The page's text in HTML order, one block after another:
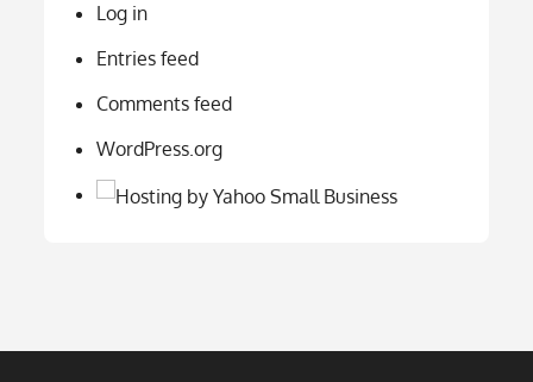
Log in
Entries feed
Comments feed
WordPress.org